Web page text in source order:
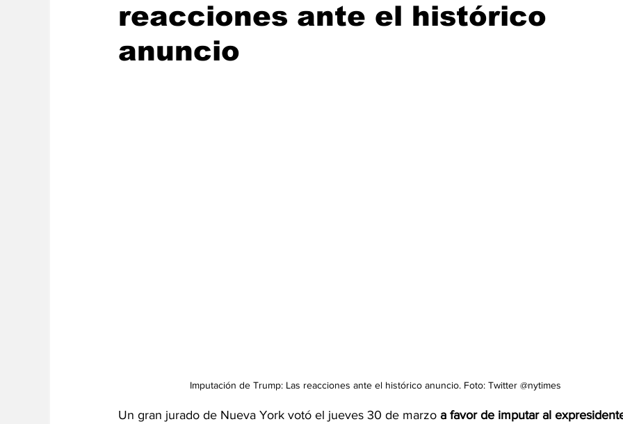
reacciones ante el histórico
anuncio
Imputación de Trump: Las reacciones ante el histórico anuncio. Foto: Twitter @nytimes
Un gran jurado de Nueva York votó el jueves 30 de marzo a favor de imputar al